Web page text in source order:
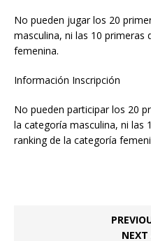
No pueden jugar los 20
masculina, ni las 10 primeras
femenina.
Información Inscripción
No pueden participar los 20
la categoría masculina, ni las
ranking de la categoría
NEXT